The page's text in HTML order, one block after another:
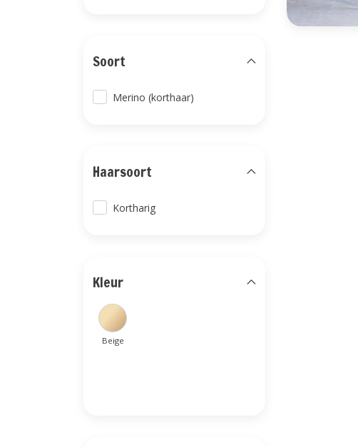
Soort
Merino (korthaar)
Haarsoort
Kortharig
Kleur
Beige